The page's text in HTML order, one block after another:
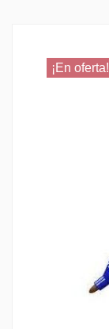
¡En oferta!